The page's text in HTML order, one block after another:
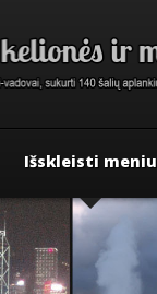
Išskleisti meniu